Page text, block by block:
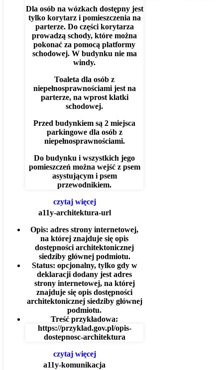
Dla osób na wózkach dostępny jest
tylko korytarz i pomieszczenia na
parterze. Do części korytarza
prowadzą schody, które można
pokonać za pomocą platformy
schodowej. W budynku nie ma
windy.
Toaleta dla osób z
niepełnosprawnościami jest na
parterze, na wprost klatki
schodowej.
Przed budynkiem są 2 miejsca
parkingowe dla osób z
niepełnosprawnościami.
Do budynku i wszystkich jego
pomieszczeń można wejść z psem
asystującym i psem
przewodnikiem.
czytaj więcej
a11y-architektura-url
Opis: adres strony internetowej,
na której znajduje się opis
dostępności architektonicznej
siedziby głównej podmiotu.
Status: opcjonalny, tylko gdy w
deklaracji dodany jest adres
strony internetowej, na której
znajduje się opis dostępności
architektonicznej siedziby głównej
podmiotu.
Treść przykładowa:
https://przyklad.gov.pl/opis-
dostepnosc-architektura
czytaj więcej
a11y-komunikacja